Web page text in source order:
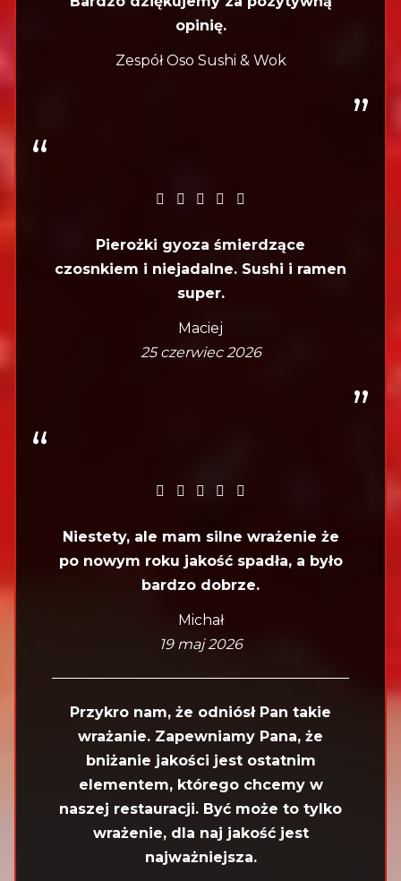
opinię.
Zespół Oso Sushi & Wok
Pierożki gyoza śmierdzące
czosnkiem i niejadalne. Sushi i ramen
super.
Maciej
25 czerwiec 2026
Niestety, ale mam silne wrażenie że
po nowym roku jakość spadła, a było
bardzo dobrze.
Michał
19 maj 2026
Przykro nam, że odniósł Pan takie
wrażanie. Zapewniamy Pana, że
bniżanie jakości jest ostatnim
elementem, którego chcemy w
naszej restauracji. Być może to tylko
wrażenie, dla naj jakość jest
najważniejsza.